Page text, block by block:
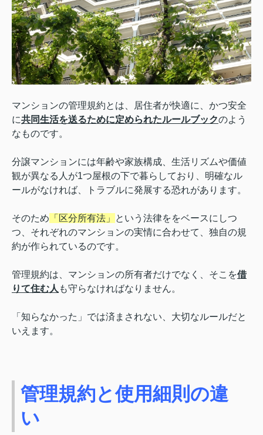
マンションの管理規約とは、居住者が快適に、かつ安全
に共同生活を送るために定められたルールブックのよう
なものです。
分譲マンションには年齢や家族構成、生活リズムや価値
観が異なる人が1つ屋根の下で暮らしており、明確なル
ールがなければ、トラブルに発展する恐れがあります。
そのため 「区分所有法」
という法律ををベースにしつ
つ、それぞれのマンションの実情に合わせて、独自の規
約が作られているのです。
管理規約は、マンションの所有者だけでなく、そこを借
りて住む人 も守らなければなりません。
「知らなかった」では済まされない、大切なルールだと
いえます。
管理規約と使用細則の違
い